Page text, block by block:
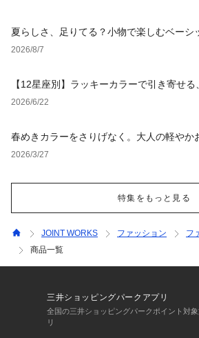
夏らしさ、足りてる？小物で楽しむベーシ
2026/8/7
【12星座別】ラッキーカラーで引き寄せる
物
2026/6/22
春めきカラーをさりげなく。大人の軽やか
2026/3/27
特集をもっと見る
JOINT WORKS ファッション フ
商品一覧
三井ショッピングパークアプリ
全国の三井ショッピングパークポイント対
リ